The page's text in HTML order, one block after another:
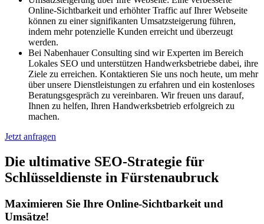
Online-Sichtbarkeit und erhöhter Traffic auf Ihrer Webseite
können zu einer signifikanten Umsatzsteigerung führen,
indem mehr potenzielle Kunden erreicht und überzeugt
werden.
Bei Nabenhauer Consulting sind wir Experten im Bereich
Lokales SEO und unterstützen Handwerksbetriebe dabei, ihre
Ziele zu erreichen. Kontaktieren Sie uns noch heute, um mehr
über unsere Dienstleistungen zu erfahren und ein kostenloses
Beratungsgespräch zu vereinbaren. Wir freuen uns darauf,
Ihnen zu helfen, Ihren Handwerksbetrieb erfolgreich zu
machen.
Jetzt anfragen
Die ultimative SEO-Strategie für
Schlüsseldienste in Fürstenaubruck
Maximieren Sie Ihre Online-Sichtbarkeit und
Umsätze!